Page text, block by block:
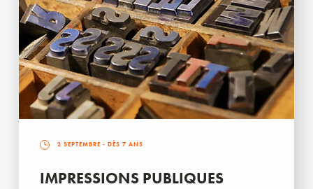
2 SEPTEMBRE - DÈS 7 ANS
IMPRESSIONS PUBLIQUES